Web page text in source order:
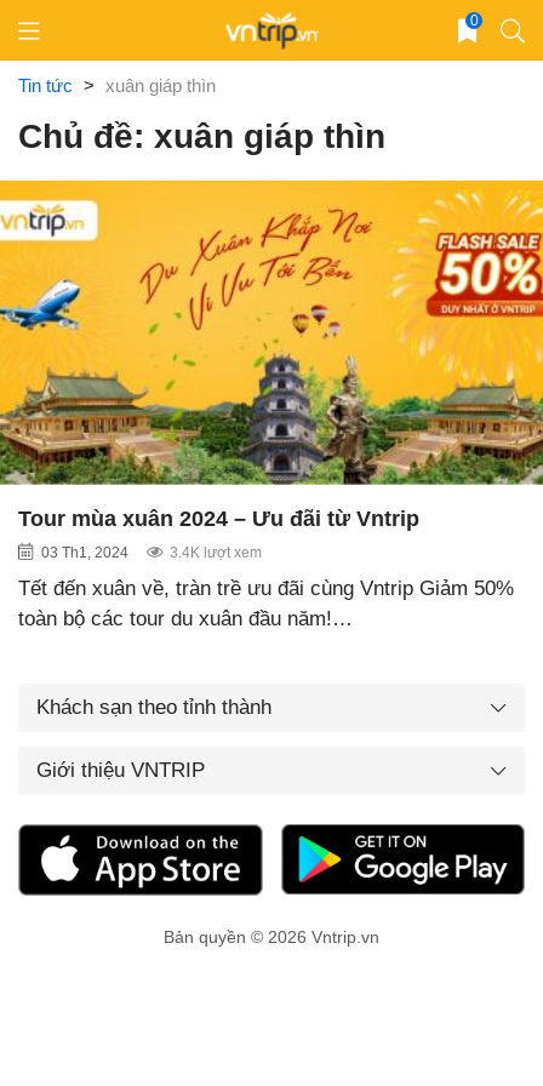
content
0
Tin tức > xuân giáp thìn
Chủ đề: xuân giáp thìn
Tour mùa xuân 2024 – Ưu đãi từ Vntrip
03 Th1, 2024 3.4K lượt xem
Tết đến xuân về, tràn trề ưu đãi cùng Vntrip Giảm 50%
toàn bộ các tour du xuân đầu năm!…
Khách sạn theo tỉnh thành
Giới thiệu VNTRIP
Bản quyền © 2026 Vntrip.vn